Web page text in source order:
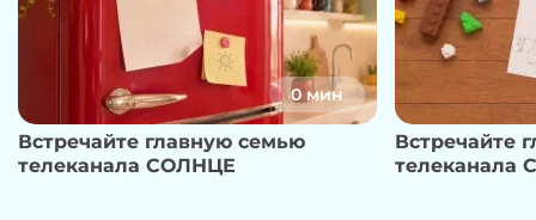
0 мин
Встречайте главную семью
телеканала СОЛНЦЕ
Встречайте
телеканала